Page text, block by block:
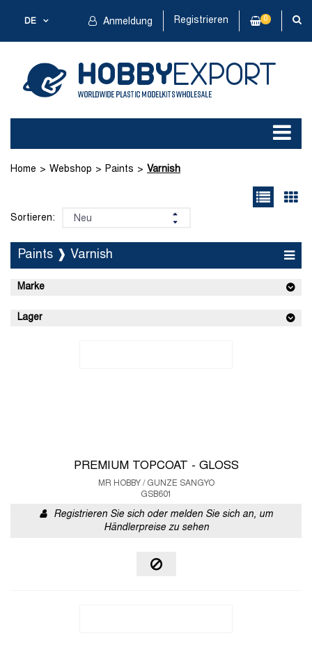
DE Anmeldung Registrieren 0
Home Webshop Paints Varnish
Sortieren:
Paints ❱ Varnish
Marke
Lager
PREMIUM TOPCOAT - GLOSS
MR HOBBY / GUNZE SANGYO
GSB601
Registrieren Sie sich oder melden Sie sich an, um
Händlerpreise zu sehen